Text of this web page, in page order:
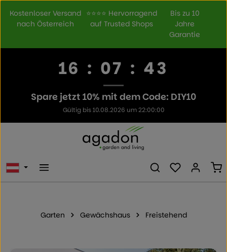
Zum Hauptinhalt springen
Kostenloser Versand
nach Österreich
⭐⭐⭐⭐ Hervorragend
auf Trusted Shops
Bis zu 10
Jahre
Garantie
16 : 07 : 43
Spare jetzt 10% mit dem Code: DIY10
Gültig bis 10.08.2026 um 22:00:00
Du hast 0
Garten Gewächshaus Freistehend